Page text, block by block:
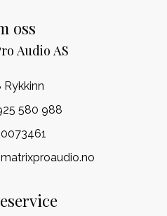
oss
Audio AS
Rykkinn
580 988